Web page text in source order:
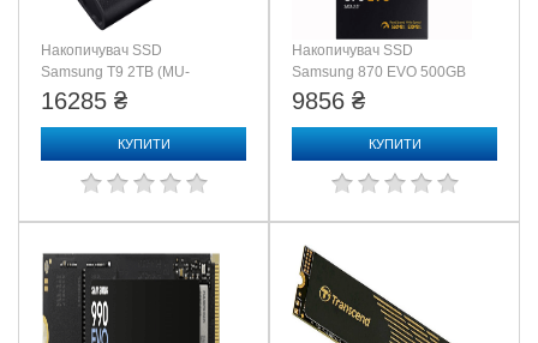
Накопичувач SSD
Samsung T9 2TB (MU-
PG2T0B/EU)
16285 ₴
КУПИТИ
Накопичувач SSD
Samsung 870 EVO 500GB
(MZ-77E500BW)
9856 ₴
КУПИТИ